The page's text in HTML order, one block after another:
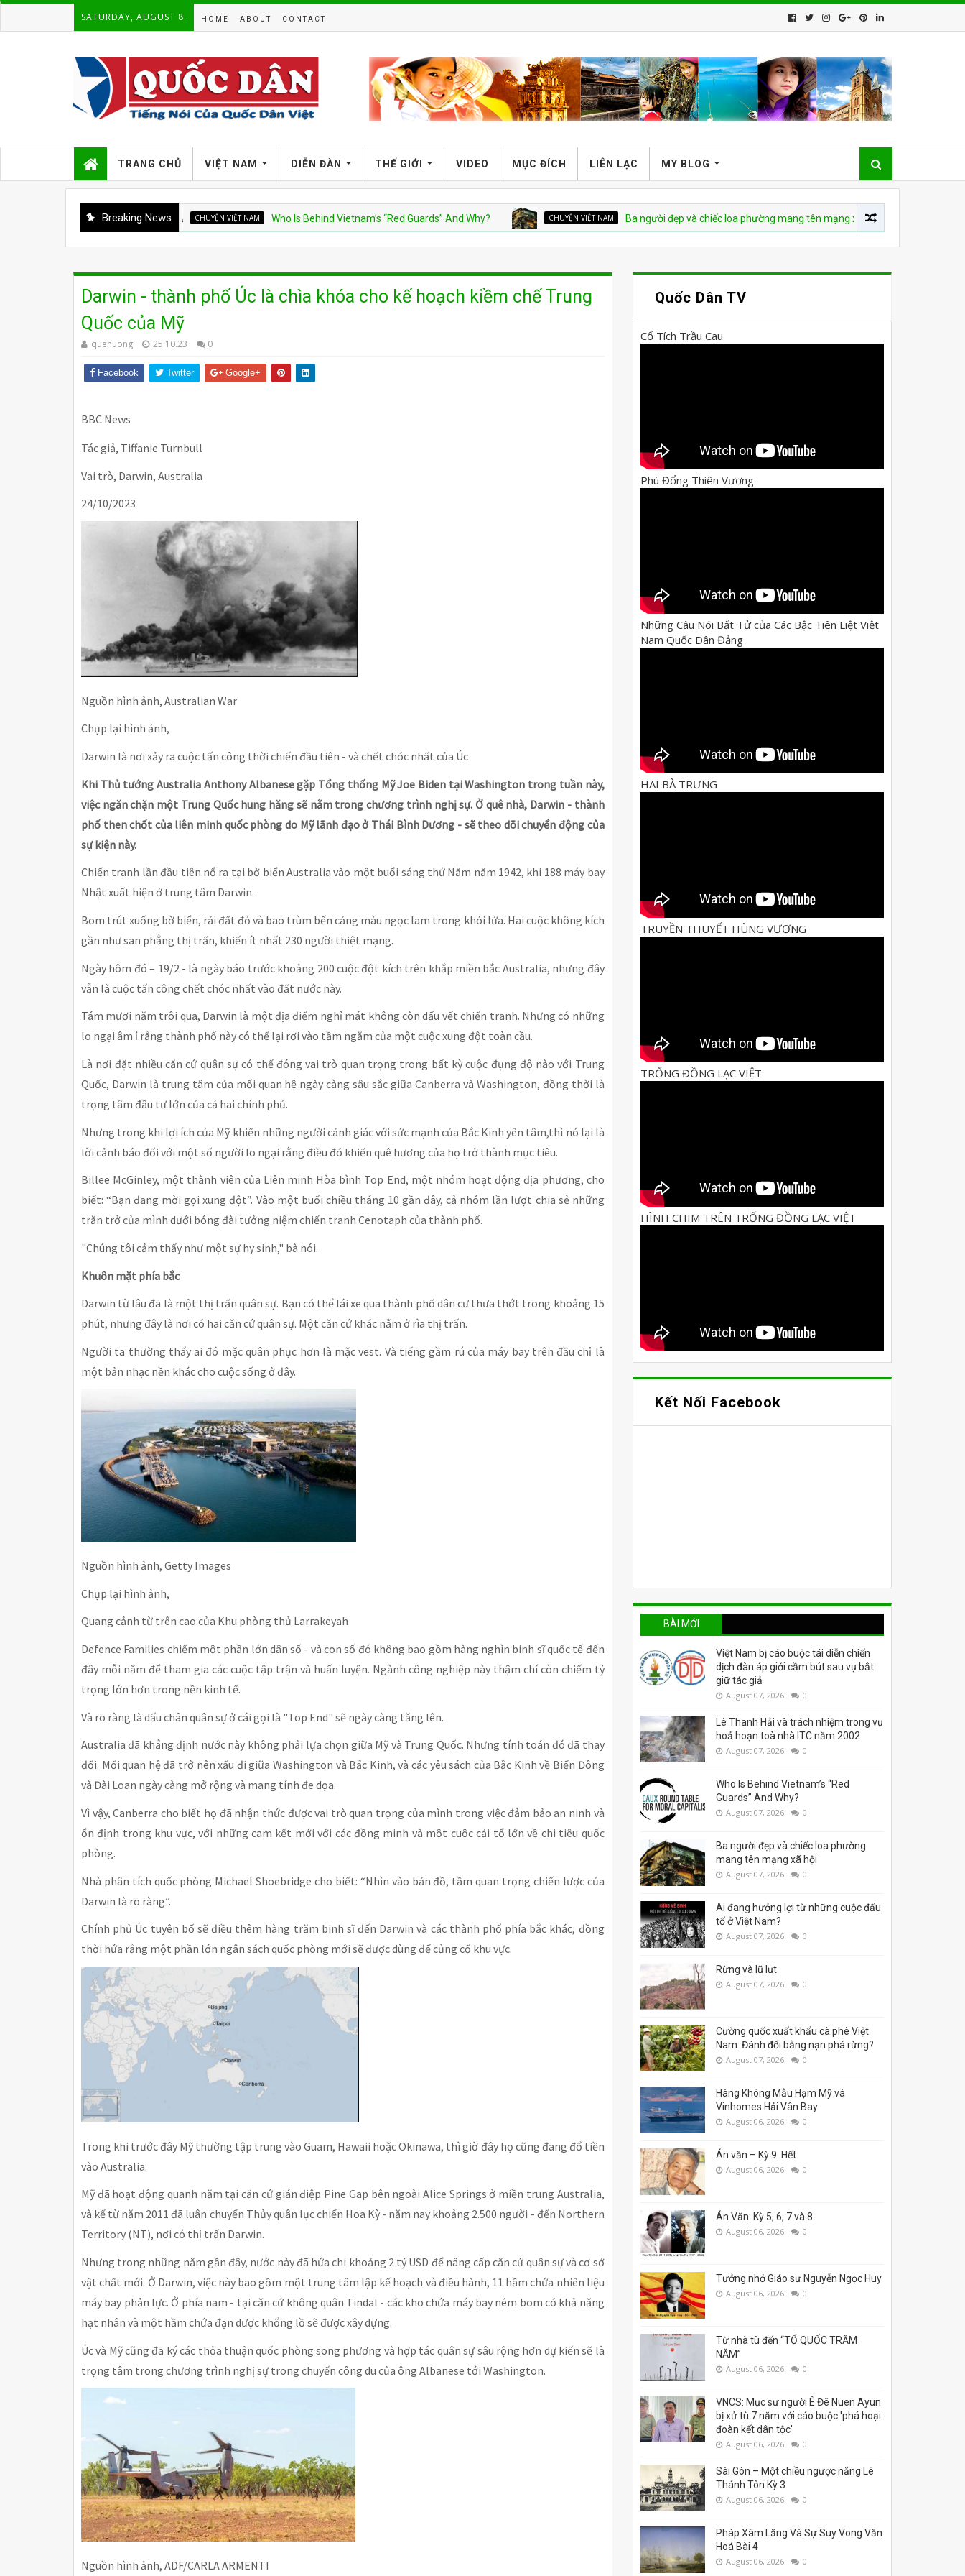
SATURDAY, AUGUST 8. HOME ABOUT CONTACT
TRANG CHỦ VIỆT NAM DIỄN ĐÀN THẾ GIỚI VIDEO MỤC ĐÍCH LIÊN LẠC MY BLOG
Breaking NewsCHUYỆN VIỆT NAM Who Is Behind Vietnam’s “Red Guards” And Why? CHUYỆN VIỆT NAM Ba người đẹp và chiếc loa phường mang tên mạng xã hội
Darwin - thành phố Úc là chìa khóa cho kế hoạch kiềm chế Trung
Quốc của Mỹ
quehuong 25.10.23 0
Facebook Twitter Google+
BBC News
Tác giả, Tiffanie Turnbull
Vai trò, Darwin, Australia
24/10/2023
Nguồn hình ảnh, Australian War
Chụp lại hình ảnh,
Darwin là nơi xảy ra cuộc tấn công thời chiến đầu tiên - và chết chóc nhất của Úc
Khi Thủ tướng Australia Anthony Albanese gặp Tổng thống Mỹ Joe Biden tại Washington trong tuần này,
việc ngăn chặn một Trung Quốc hung hăng sẽ nằm trong chương trình nghị sự. Ở quê nhà, Darwin - thành
phố then chốt của liên minh quốc phòng do Mỹ lãnh đạo ở Thái Bình Dương - sẽ theo dõi chuyển động của
sự kiện này.
Chiến tranh lần đầu tiên nổ ra tại bờ biển Australia vào một buổi sáng thứ Năm năm 1942, khi 188 máy bay
Nhật xuất hiện ở trung tâm Darwin.
Bom trút xuống bờ biển, rải đất đỏ và bao trùm bến cảng màu ngọc lam trong khói lửa. Hai cuộc không kích
gần như san phẳng thị trấn, khiến ít nhất 230 người thiệt mạng.
Ngày hôm đó – 19/2 - là ngày báo trước khoảng 200 cuộc đột kích trên khắp miền bắc Australia, nhưng đây
vẫn là cuộc tấn công chết chóc nhất vào đất nước này.
Tám mươi năm trôi qua, Darwin là một địa điểm nghỉ mát không còn dấu vết chiến tranh. Nhưng có những
lo ngại âm ỉ rằng thành phố này có thể lại rơi vào tầm ngắm của một cuộc xung đột toàn cầu.
Là nơi đặt nhiều căn cứ quân sự có thể đóng vai trò quan trọng trong bất kỳ cuộc đụng độ nào với Trung
Quốc, Darwin là trung tâm của mối quan hệ ngày càng sâu sắc giữa Canberra và Washington, đồng thời là
trọng tâm đầu tư lớn của cả hai chính phủ.
Nhưng trong khi lợi ích của Mỹ khiến những người cảnh giác với sức mạnh của Bắc Kinh yên tâm,thì nó lại là
lời cảnh báo đối với một số người lo ngại rằng điều đó khiến quê hương của họ trở thành mục tiêu.
Billee McGinley, một thành viên của Liên minh Hòa bình Top End, một nhóm hoạt động địa phương, cho
biết: “Bạn đang mời gọi xung đột”. Vào một buổi chiều tháng 10 gần đây, cả nhóm lần lượt chia sẻ những
trăn trở của mình dưới bóng đài tưởng niệm chiến tranh Cenotaph của thành phố.
"Chúng tôi cảm thấy như một sự hy sinh," bà nói.
Khuôn mặt phía bắc
Darwin từ lâu đã là một thị trấn quân sự. Bạn có thể lái xe qua thành phố dân cư thưa thớt trong khoảng 15
phút, nhưng đây là nơi có hai căn cứ quân sự. Một căn cứ khác nằm ở rìa thị trấn.
Người ta thường thấy ai đó mặc quân phục hơn là mặc vest. Và tiếng gầm rú của máy bay trên đầu chỉ là
một bản nhạc nền khác cho cuộc sống ở đây.
Nguồn hình ảnh, Getty Images
Chụp lại hình ảnh,
Quang cảnh từ trên cao của Khu phòng thủ Larrakeyah
Defence Families chiếm một phần lớn dân số - và con số đó không bao gồm hàng nghìn binh sĩ quốc tế đến
đây mỗi năm để tham gia các cuộc tập trận và huấn luyện. Ngành công nghiệp này thậm chí còn chiếm tỷ
trọng lớn hơn trong nền kinh tế.
Và rõ ràng là dấu chân quân sự ở cái gọi là "Top End" sẽ ngày càng tăng lên.
Australia đã khẳng định nước này không phải lựa chọn giữa Mỹ và Trung Quốc. Nhưng tính toán đó đã thay
đổi. Mối quan hệ đã trở nên xấu đi giữa Washington và Bắc Kinh, và các yêu sách của Bắc Kinh về Biển Đông
và Đài Loan ngày càng mở rộng và mang tính đe dọa.
Vì vậy, Canberra cho biết họ đã nhận thức được vai trò quan trọng của mình trong việc đảm bảo an ninh và
ổn định trong khu vực, với những cam kết mới với các đồng minh và một cuộc cải tổ lớn về chi tiêu quốc
phòng.
Nhà phân tích quốc phòng Michael Shoebridge cho biết: “Nhìn vào bản đồ, tầm quan trọng chiến lược của
Darwin là rõ ràng”.
Chính phủ Úc tuyên bố sẽ điều thêm hàng trăm binh sĩ đến Darwin và các thành phố phía bắc khác, đồng
thời hứa rằng một phần lớn ngân sách quốc phòng mới sẽ được dùng để củng cố khu vực.
Trong khi trước đây Mỹ thường tập trung vào Guam, Hawaii hoặc Okinawa, thì giờ đây họ cũng đang đổ tiền
vào Australia.
Mỹ đã hoạt động quanh năm tại căn cứ gián điệp Pine Gap bên ngoài Alice Springs ở miền trung Australia,
và kể từ năm 2011 đã luân chuyển Thủy quân lục chiến Hoa Kỳ - năm nay khoảng 2.500 người - đến Northern
Territory (NT), nơi có thị trấn Darwin.
Nhưng trong những năm gần đây, nước này đã hứa chi khoảng 2 tỷ USD để nâng cấp căn cứ quân sự và cơ sở
vật chất mới. Ở Darwin, việc này bao gồm một trung tâm lập kế hoạch và điều hành, 11 hầm chứa nhiên liệu
máy bay phản lực. Ở phía nam - tại căn cứ không quân Tindal - các kho chứa máy bay ném bom có khả năng
hạt nhân và một hầm chứa đạn dược khổng lồ sẽ được xây dựng.
Úc và Mỹ cũng đã ký các thỏa thuận quốc phòng song phương và hợp tác quân sự sâu rộng hơn dự kiến sẽ là
trọng tâm trong chương trình nghị sự trong chuyến công du của ông Albanese tới Washington.
Nguồn hình ảnh, ADF/CARLA ARMENTI
Quốc Dân TV
Cổ Tích Trầu Cau
Phù Đổng Thiên Vương
Những Câu Nói Bất Tử của Các Bậc Tiên Liệt Việt
Nam Quốc Dân Đảng
HAI BÀ TRƯNG
TRUYỀN THUYẾT HÙNG VƯƠNG
TRỐNG ĐỒNG LẠC VIỆT
HÌNH CHIM TRÊN TRỐNG ĐỒNG LẠC VIỆT
Kết Nối Facebook
BÀI MỚI
Việt Nam bị cáo buộc tái diễn chiến
dịch đàn áp giới cầm bút sau vụ bắt
giữ tác giả
August 07, 2026 0
Lê Thanh Hải và trách nhiệm trong vụ
hoả hoạn toà nhà ITC năm 2002
August 07, 2026 0
Who Is Behind Vietnam’s “Red
Guards” And Why?
August 07, 2026 0
Ba người đẹp và chiếc loa phường
mang tên mạng xã hội
August 07, 2026 0
Ai đang hưởng lợi từ những cuộc đấu
tố ở Việt Nam?
August 07, 2026 0
Rừng và lũ lụt
August 07, 2026 0
Cường quốc xuất khẩu cà phê Việt
Nam: Đánh đổi bằng nạn phá rừng?
August 07, 2026 0
Hàng Không Mẫu Hạm Mỹ và
Vinhomes Hải Vân Bay
August 06, 2026 0
Án văn – Kỳ 9. Hết
August 06, 2026 0
Án Văn: Kỳ 5, 6, 7 và 8
August 06, 2026 0
Tưởng nhớ Giáo sư Nguyễn Ngọc Huy
August 06, 2026 0
Từ nhà tù đến “TỔ QUỐC TRĂM
NĂM”
August 06, 2026 0
VNCS: Mục sư người Ê Đê Nuen Ayun
bị xử tù 7 năm với cáo buộc 'phá hoại
đoàn kết dân tộc'
August 06, 2026 0
Sài Gòn – Một chiều ngược nắng Lê
Thánh Tôn Kỳ 3
August 06, 2026 0
Pháp Xâm Lăng Và Sự Suy Vong Văn
Hoá Bài 4
August 06, 2026 0